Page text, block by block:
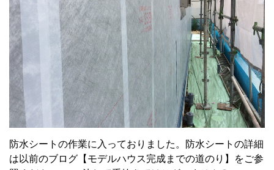
防水シートの作業に入っておりました。防水シートの詳細
は以前のブログ【モデルハウス完成までの道のり】をご参